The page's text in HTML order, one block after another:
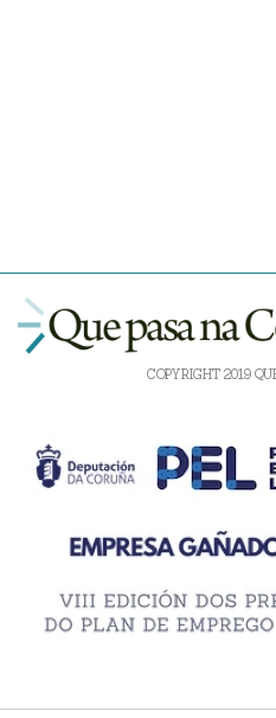
COPYRIGHT 2019